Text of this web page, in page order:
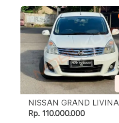
NISSAN GRAND LIVINA
1.5 XV
Rp. 110.000.000